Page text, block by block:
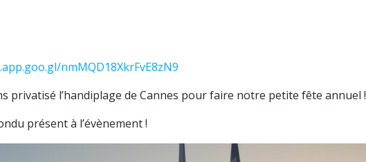
nmMQD18XkrFvE8zN9
privatisé l’handiplage de Cannes pour faire notre petite fête annuel !
présent à l’évènement !